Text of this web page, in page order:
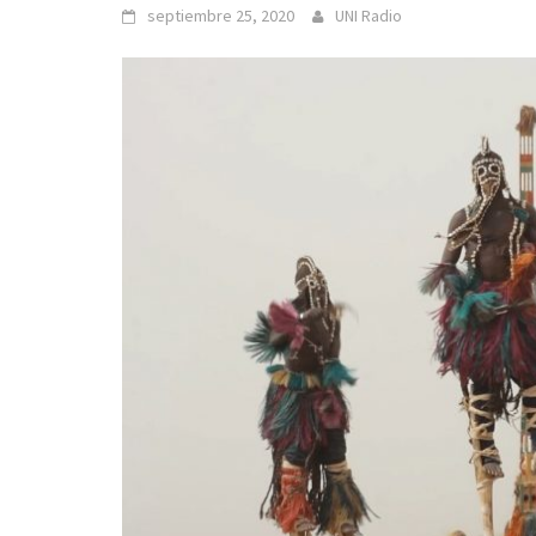
septiembre 25, 2020 UNI Radio